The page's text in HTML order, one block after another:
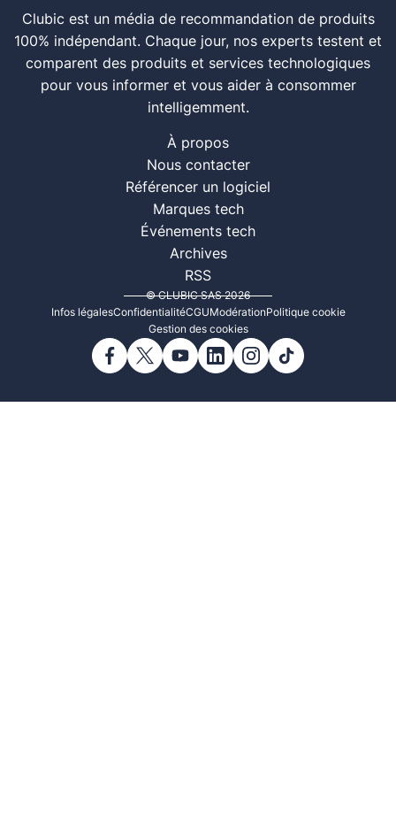
Clubic est un média de recommandation de produits
100% indépendant. Chaque jour, nos experts testent et
comparent des produits et services technologiques
pour vous informer et vous aider à consommer
intelligemment.
À propos
Nous contacter
Référencer un logiciel
Marques tech
Événements tech
Archives
RSS
© CLUBIC SAS 2026
Infos légalesConfidentialitéCGUModérationPolitique cookie
Gestion des cookies